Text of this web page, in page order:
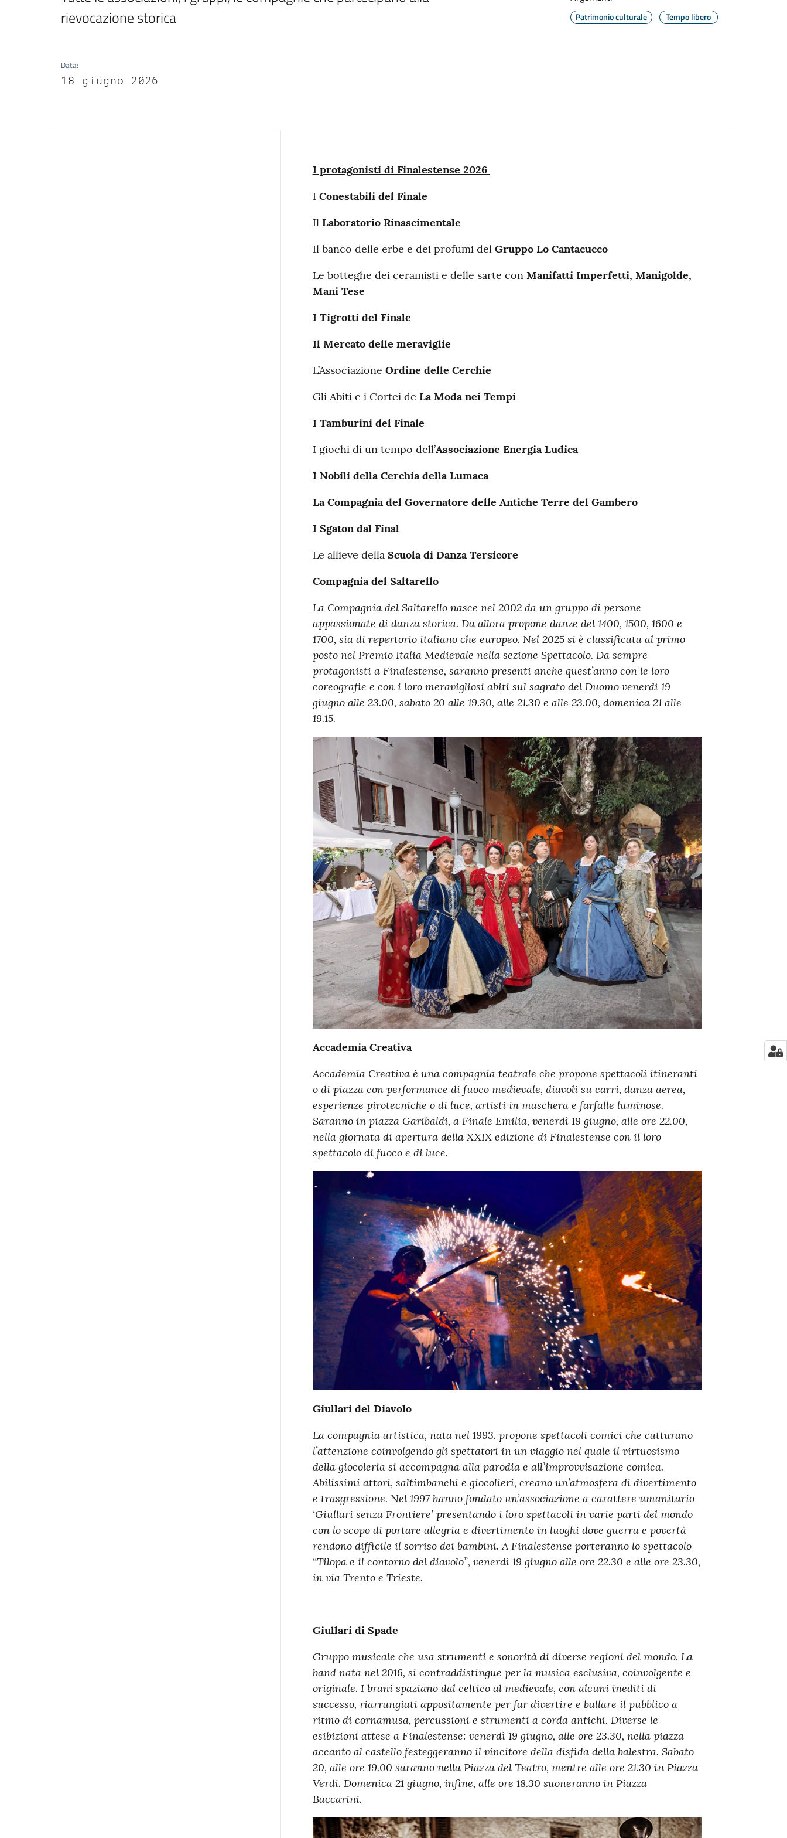
rievocazione storica
Data:
18 giugno 2026
Patrimonio culturale Tempo libero
Contenuto
I protagonisti di Finalestense 2026
I Conestabili del Finale
Il Laboratorio Rinascimentale
Il banco delle erbe e dei profumi del Gruppo Lo Cantacucco
Le botteghe dei ceramisti e delle sarte con Manifatti Imperfetti, Manigolde,
Mani Tese
I Tigrotti del Finale
Il Mercato delle meraviglie
L’Associazione Ordine delle Cerchie
Gli Abiti e i Cortei de La Moda nei Tempi
I Tamburini del Finale
I giochi di un tempo dell’Associazione Energia Ludica
I Nobili della Cerchia della Lumaca
La Compagnia del Governatore delle Antiche Terre del Gambero
I Sgaton dal Final
Le allieve della Scuola di Danza Tersicore
Compagnia del Saltarello
La Compagnia del Saltarello nasce nel 2002 da un gruppo di persone
appassionate di danza storica. Da allora propone danze del 1400, 1500, 1600 e
1700, sia di repertorio italiano che europeo. Nel 2025 si è classificata al primo
posto nel Premio Italia Medievale nella sezione Spettacolo. Da sempre
protagonisti a Finalestense, saranno presenti anche quest’anno con le loro
coreografie e con i loro meravigliosi abiti sul sagrato del Duomo venerdì 19
giugno alle 23.00, sabato 20 alle 19.30, alle 21.30 e alle 23.00, domenica 21 alle
19.15.
Accademia Creativa
Accademia Creativa è una compagnia teatrale che propone spettacoli itineranti
o di piazza con performance di fuoco medievale, diavoli su carri, danza aerea,
esperienze pirotecniche o di luce, artisti in maschera e farfalle luminose.
Saranno in piazza Garibaldi, a Finale Emilia, venerdì 19 giugno, alle ore 22.00,
nella giornata di apertura della XXIX edizione di Finalestense con il loro
spettacolo di fuoco e di luce.
Giullari del Diavolo
La compagnia artistica, nata nel 1993. propone spettacoli comici che catturano
l’attenzione coinvolgendo gli spettatori in un viaggio nel quale il virtuosismo
della giocoleria si accompagna alla parodia e all’improvvisazione comica.
Abilissimi attori, saltimbanchi e giocolieri, creano un’atmosfera di divertimento
e trasgressione. Nel 1997 hanno fondato un’associazione a carattere umanitario
‘Giullari senza Frontiere’ presentando i loro spettacoli in varie parti del mondo
con lo scopo di portare allegria e divertimento in luoghi dove guerra e povertà
rendono difficile il sorriso dei bambini. A Finalestense porteranno lo spettacolo
“Tilopa e il contorno del diavolo”, venerdì 19 giugno alle ore 22.30 e alle ore 23.30,
in via Trento e Trieste.
Giullari di Spade
Gruppo musicale che usa strumenti e sonorità di diverse regioni del mondo. La
band nata nel 2016, si contraddistingue per la musica esclusiva, coinvolgente e
originale. I brani spaziano dal celtico al medievale, con alcuni inediti di
successo, riarrangiati appositamente per far divertire e ballare il pubblico a
ritmo di cornamusa, percussioni e strumenti a corda antichi. Diverse le
esibizioni attese a Finalestense: venerdì 19 giugno, alle ore 23.30, nella piazza
accanto al castello festeggeranno il vincitore della disfida della balestra. Sabato
20, alle ore 19.00 saranno nella Piazza del Teatro, mentre alle ore 21.30 in Piazza
Verdi. Domenica 21 giugno, infine, alle ore 18.30 suoneranno in Piazza
Baccarini.